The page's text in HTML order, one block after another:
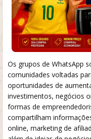
Os grupos de WhatsApp
comunidades voltadas
oportunidades de
investimentos, negócios
formas de
compartilham
online, marketing de